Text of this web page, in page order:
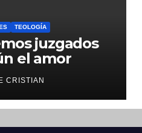
TEOLOGÍA
juzgados
el amor
CRISTIAN